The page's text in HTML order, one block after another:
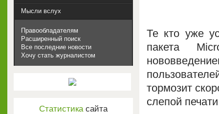
Те кто уже
пакета
тормозит
слепой
Мысли вслух
Правообладателям
Расширенный поиск
Все последние новости
Хочу стать журналистом
Статистикасайта